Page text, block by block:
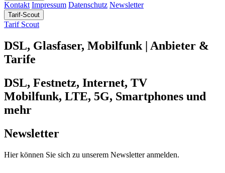
Kontakt Impressum Datenschutz Newsletter
Tarif-Scout
Tarif Scout
DSL, Glasfaser, Mobilfunk | Anbieter &
Tarife
DSL, Festnetz, Internet, TV
Mobilfunk, LTE, 5G, Smartphones und
mehr
Newsletter
Hier können Sie sich zu unserem Newsletter anmelden.